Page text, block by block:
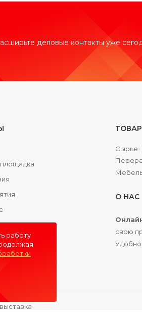
деловые контакты уже
Сырье
О НАС
свою
работу